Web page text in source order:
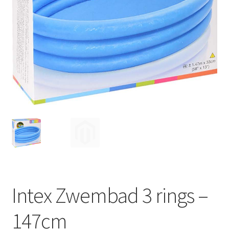
Huishouden
Persoonlijke Verzorging
Elektronica
Speelgoed
Reizen
Sport
Intex Zwembad 3 rings –
147cm